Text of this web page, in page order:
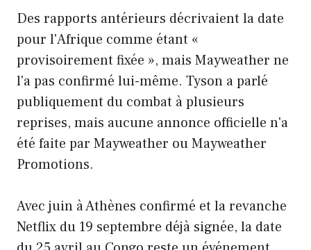
Des rapports antérieurs décrivaient la date
pour l'Afrique comme étant «
provisoirement fixée », mais Mayweather ne
l'a pas confirmé lui-même. Tyson a parlé
publiquement du combat à plusieurs
reprises, mais aucune annonce officielle n'a
été faite par Mayweather ou Mayweather
Promotions.
Avec juin à Athènes confirmé et la revanche
Netflix du 19 septembre déjà signée, la date